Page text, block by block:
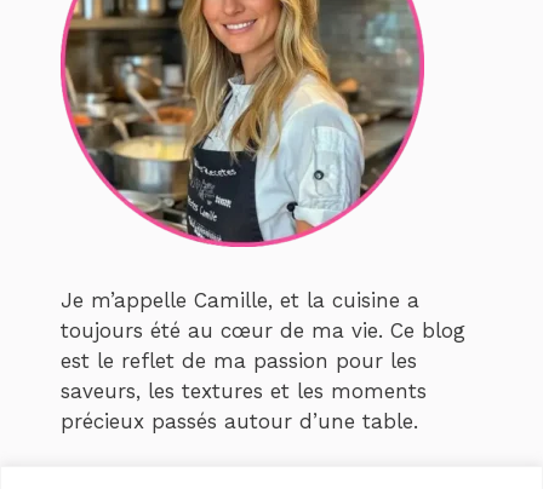
Je m’appelle Camille, et la cuisine a
toujours été au cœur de ma vie. Ce blog
est le reflet de ma passion pour les
saveurs, les textures et les moments
précieux passés autour d’une table.